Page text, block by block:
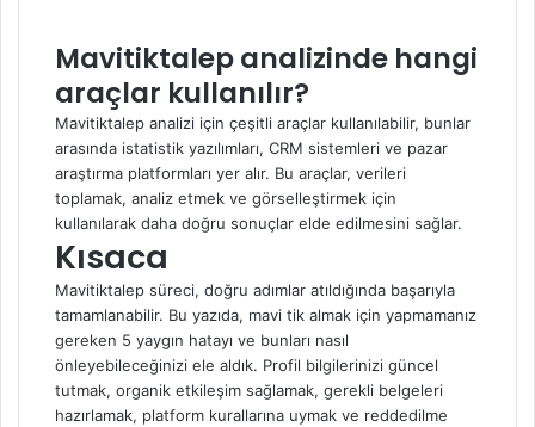
Mavitiktalep analizinde hangi
araçlar kullanılır?
Mavitiktalep analizi için çeşitli araçlar kullanılabilir, bunlar
arasında istatistik yazılımları, CRM sistemleri ve pazar
araştırma platformları yer alır. Bu araçlar, verileri
toplamak, analiz etmek ve görselleştirmek için
kullanılarak daha doğru sonuçlar elde edilmesini sağlar.
Kısaca
Mavitiktalep süreci, doğru adımlar atıldığında başarıyla
tamamlanabilir. Bu yazıda, mavi tik almak için yapmamanız
gereken 5 yaygın hatayı ve bunları nasıl
önleyebileceğinizi ele aldık. Profil bilgilerinizi güncel
tutmak, organik etkileşim sağlamak, gerekli belgeleri
hazırlamak, platform kurallarına uymak ve reddedilme